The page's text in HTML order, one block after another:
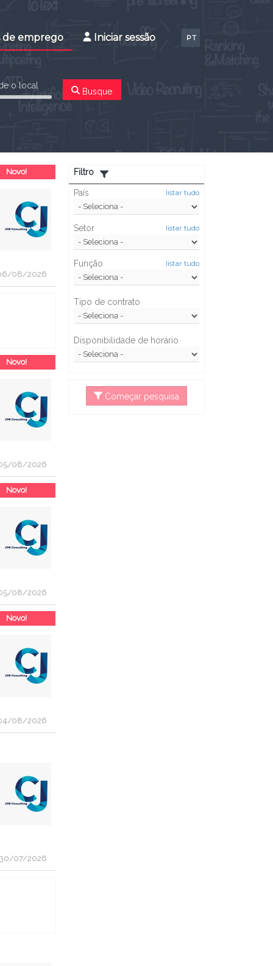
de emprego Iniciar sessão PT
o local
Busque
Novo!
08/2026
Novo!
08/2026
Novo!
08/2026
Novo!
08/2026
30/07/2026
Filtro
País listar tudo
Setor listar tudo
Função listar tudo
Tipo de contrato
Disponibilidade de horário
Começar pesquisa